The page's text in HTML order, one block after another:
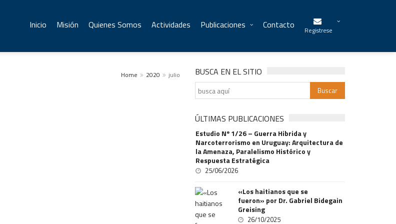
Inicio Misión Quienes Somos Actividades Publicaciones Contacto Registrese
Home 2020 julio BUSCA EN EL SITIO
ÚLTIMAS PUBLICACIONES
Estudio Nº 1/26 – Guerra Hibrida y
Narcoterrorismo en Uruguay: Arquitectura de
la Amenaza, Paralelismo Histórico y
Respuesta Estratégica
25/06/2026
«Los haitianos que se
fueron» por Dr. Gabriel Bidegain
Greising
26/10/2025